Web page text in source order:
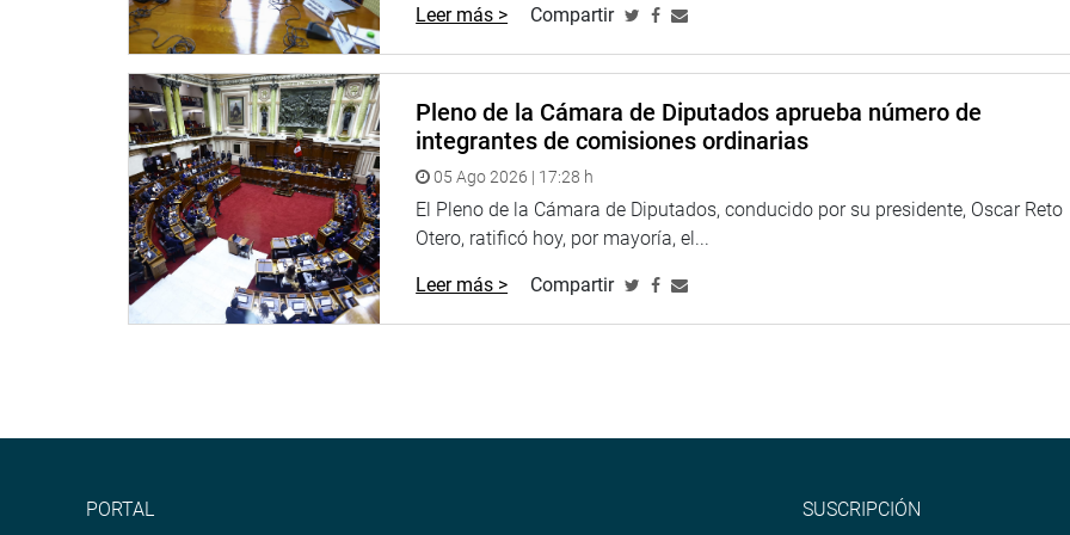
de la falta de previsión y prevención del Estado, refiriendo que solo en una cuenca en la región Áncash se han
destruido 24 mil hectáreas y más de 400 millones de soles en pérdidas.
“Se ha dialogado con la banca privada y qué medidas de recuperación se van a adoptar”, preguntó al tiempo de
manifestar su preocupación por lo que pueden perder quienes no puedan pagar sus deudas ante el sistema
privado.
El congresista Edwin Vergara (FP) consideró interesante la propuesta de la SBS, pero dijo que solo significa un
paliativo insuficiente y aislado porque, debido al desastre, se ha roto la cadena de pago. También preguntó a
Mendiolaza Morote si existe articulación con otros sectores como la SUNAT para ver la posibilidad de una
suspensión de cobranzas coactivas y el otorgamiento de créditos directos.
El congresista Fredy Sarmiento (FP) coincidió con estas opiniones y advirtió de los fracasos en los que se puede
esas condiciones cómo podría asumir el proceso de reactivación de la pequeña agricultura. Seguidamente,
Ana María Choquehuanca (PPK) dijo que ha presentado un proyecto de ley para crear un catastro de daños,
Leer más > Compartir
Pleno de la Cámara de Diputados aprueba número de
integrantes de comisiones ordinarias
05 Ago 2026 | 17:28 h
El Pleno de la Cámara de Diputados, conducido por su presidente, Oscar Reto
Otero, ratificó hoy, por mayoría, el...
Leer más > Compartir
PORTAL SUSCRIPCIÓN